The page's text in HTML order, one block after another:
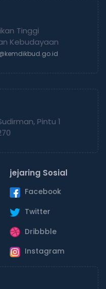
Tinggi
Kebudayaan
Pintu 1
jejaring Sosial
Facebook
Twitter
Dribbble
Instagram